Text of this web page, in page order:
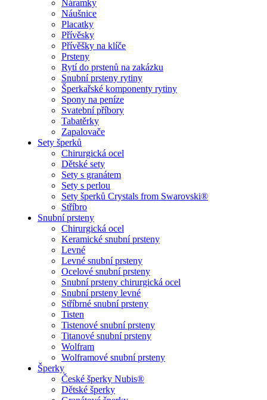
Náramky
Náušnice
Placatky
Přívěsky
Přívěšky na klíče
Prsteny
Rytí do prstenů na zakázku
Snubní prsteny rytiny
Šperkařské komponenty rytiny
Spony na peníze
Svatební příbory
Tabatěrky
Zapalovače
Sety šperků
Chirurgická ocel
Dětské sety
Sety s granátem
Sety s perlou
Sety šperků Crystals from Swarovski®
Stříbro
Snubní prsteny
Chirurgická ocel
Keramické snubní prsteny
Levné
Levné snubní prsteny
Ocelové snubní prsteny
Snubní prsteny chirurgická ocel
Snubní prsteny levné
Stříbrné snubní prsteny
Tisten
Tistenové snubní prsteny
Titanové snubní prsteny
Wolfram
Wolframové snubní prsteny
Šperky
České šperky Nubis®
Dětské šperky